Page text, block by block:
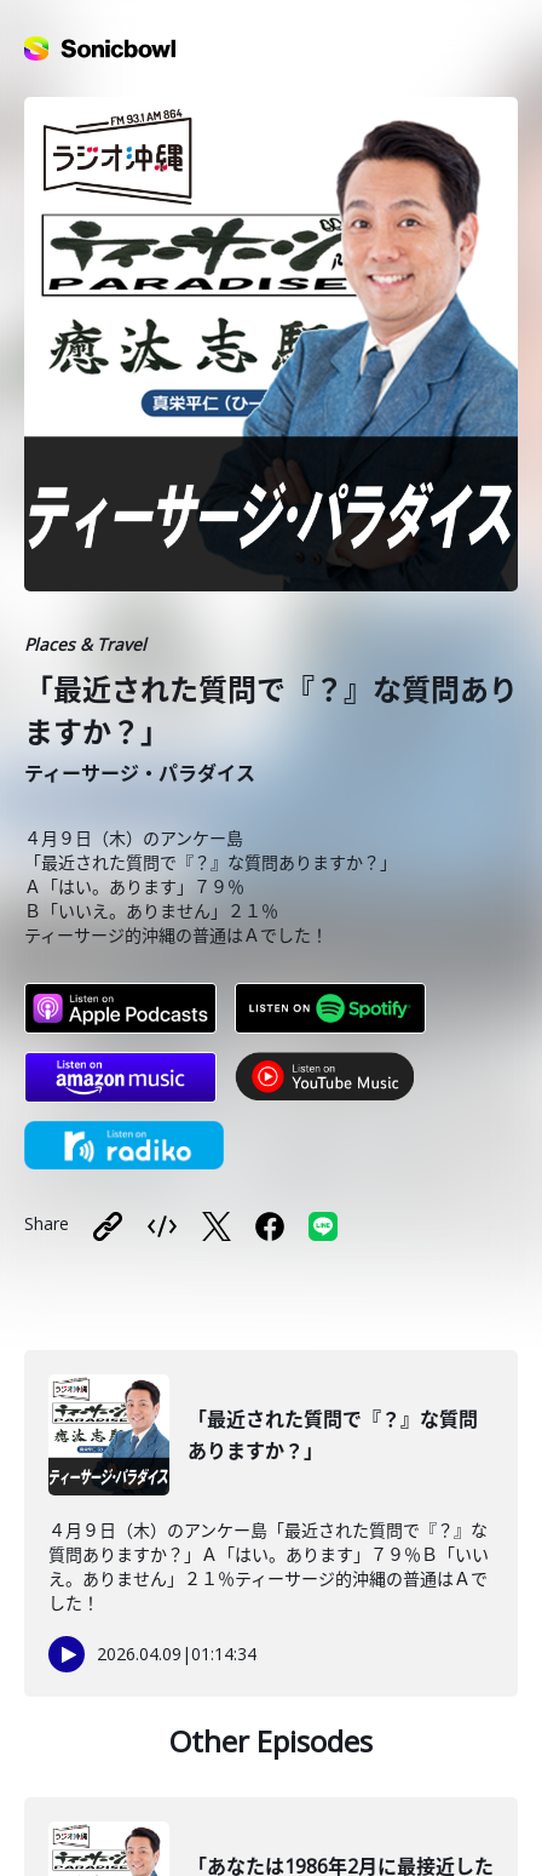
Places & Travel
「最近された質問で『？』な質問あり
ますか？」
ティーサージ・パラダイス
４月９日（木）のアンケー島
「最近された質問で『？』な質問ありますか？」
Ａ「はい。あります」７９％
Ｂ「いいえ。ありません」２１％
ティーサージ的沖縄の普通はＡでした！
Share
「最近された質問で『？』な質問
ありますか？」
４月９日（木）のアンケー島「最近された質問で『？』な
質問ありますか？」Ａ「はい。あります」７９％Ｂ「いい
え。ありません」２１％ティーサージ的沖縄の普通はＡで
した！
2026.04.09 |01:14:34
Other Episodes
「あなたは1986年2月に最接近した